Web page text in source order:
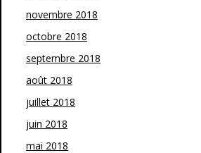
novembre 2018
octobre 2018
septembre 2018
août 2018
juillet 2018
juin 2018
mai 2018